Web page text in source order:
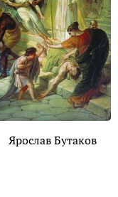
Ярослав Бутаков